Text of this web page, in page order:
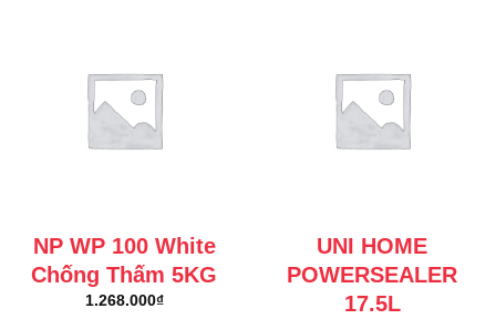
NP WP 100 White
Chống Thấm 5KG
1.268.000₫
UNI HOME
POWERSEALER
17.5L